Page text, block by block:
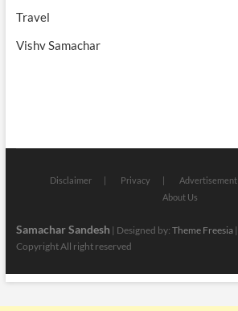
Travel
Vishv Samachar
Disclaimer Privacy Advertisement
About Us
Samachar Sandesh | Designed by: Theme Freesia|
Copyright All right reserved